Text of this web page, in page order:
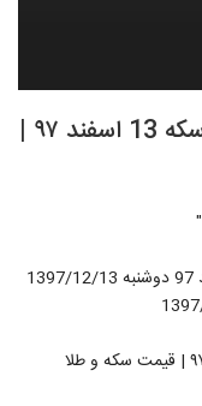
قیمت طلا 13 اسفند 97 | قیمت سکه 13 اسفند ۹۷ |
"
قیمت دلار و نرخ ارز و سکه و طلا امروز 13 اسفند 97 دوشنبه 1397/12/13
قیمت طلا 13 اسفند 97 | قیمت سکه 13 اسفند ۹۷ | قیمت سکه و طلا